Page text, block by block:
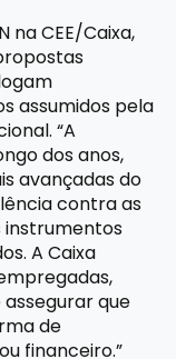
CEE/Caixa,
assumidos pela
“A
dos anos,
avançadas do
contra as
instrumentos
A Caixa
que
de
financeiro.”